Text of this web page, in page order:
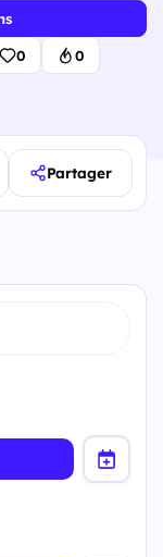
0 0
Partager